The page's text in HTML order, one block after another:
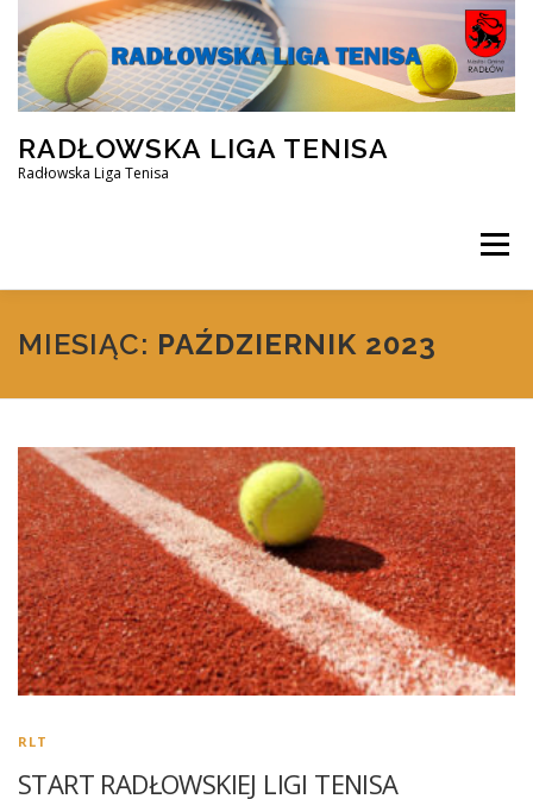
treści
RADŁOWSKA LIGA TENISA
Radłowska Liga Tenisa
Menu
STRONA GŁÓWNA SILVER ZIMA 2025/2026
FACEBOOK KONTAKT
MIESIĄC: PAŹDZIERNIK 2023
RLT
START RADŁOWSKIEJ LIGI TENISA